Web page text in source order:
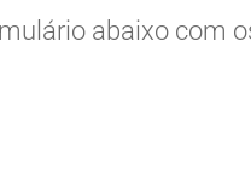
abaixo com